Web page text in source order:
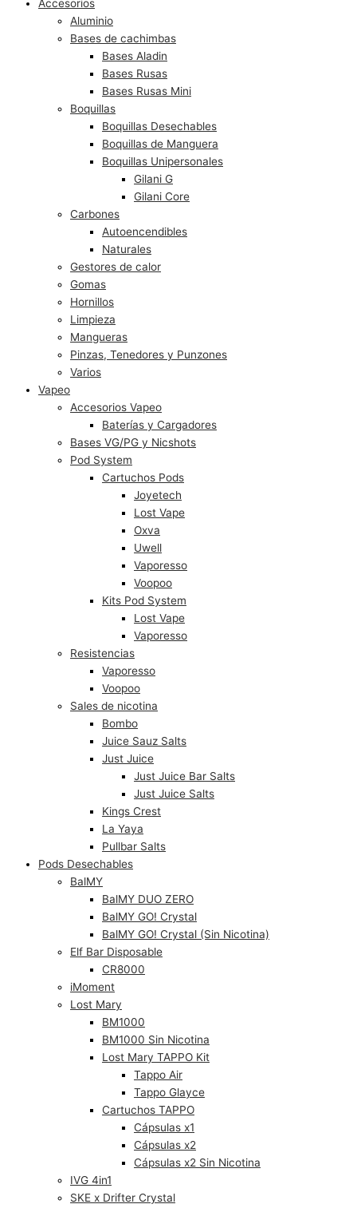
Accesorios
Aluminio
Bases de cachimbas
Bases Aladin
Bases Rusas
Bases Rusas Mini
Boquillas
Boquillas Desechables
Boquillas de Manguera
Boquillas Unipersonales
Gilani G
Gilani Core
Carbones
Autoencendibles
Naturales
Gestores de calor
Gomas
Hornillos
Limpieza
Mangueras
Pinzas, Tenedores y Punzones
Varios
Vapeo
Accesorios Vapeo
Baterías y Cargadores
Bases VG/PG y Nicshots
Pod System
Cartuchos Pods
Joyetech
Lost Vape
Oxva
Uwell
Vaporesso
Voopoo
Kits Pod System
Lost Vape
Vaporesso
Resistencias
Vaporesso
Voopoo
Sales de nicotina
Bombo
Juice Sauz Salts
Just Juice
Just Juice Bar Salts
Just Juice Salts
Kings Crest
La Yaya
Pullbar Salts
Pods Desechables
BalMY
BalMY DUO ZERO
BalMY GO! Crystal
BalMY GO! Crystal (Sin Nicotina)
Elf Bar Disposable
CR8000
iMoment
Lost Mary
BM1000
BM1000 Sin Nicotina
Lost Mary TAPPO Kit
Tappo Air
Tappo Glayce
Cartuchos TAPPO
Cápsulas x1
Cápsulas x2
Cápsulas x2 Sin Nicotina
IVG 4in1
SKE x Drifter Crystal